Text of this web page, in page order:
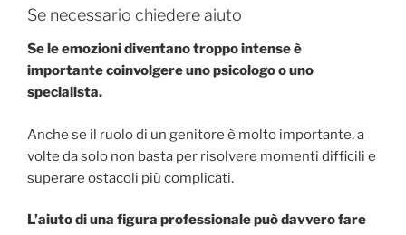
Se necessario chiedere aiuto
Se le emozioni diventano troppo intense è
importante coinvolgere uno psicologo o uno
specialista.
Anche se il ruolo di un genitore è molto importante, a
volte da solo non basta per risolvere momenti difficili e
superare ostacoli più complicati.
L’aiuto di una figura professionale può davvero fare